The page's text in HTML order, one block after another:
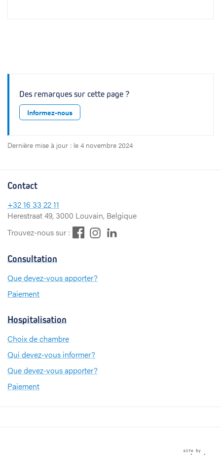
Des remarques sur cette page ?
Informez-nous
Dernière mise à jour : le 4 novembre 2024
Contact
+3216 33 22 11
Herestraat 49, 3000 Louvain, Belgique
Trouvez-nous sur :
b
o
Consultation
Que devez-vous apporter?
Paiement
Hospitalisation
Choix de chambre
Qui devez-vous informer?
Que devez-vous apporter?
Paiement